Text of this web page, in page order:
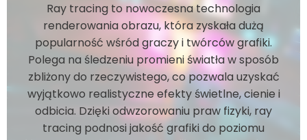
Ray tracing to nowoczesna technologia
renderowania obrazu, która zyskała dużą
popularność wśród graczy i twórców grafiki.
Polega na śledzeniu promieni światła w sposób
zbliżony do rzeczywistego, co pozwala uzyskać
wyjątkowo realistyczne efekty świetlne, cienie i
odbicia. Dzięki odwzorowaniu praw fizyki, ray
tracing podnosi jakość grafiki do poziomu